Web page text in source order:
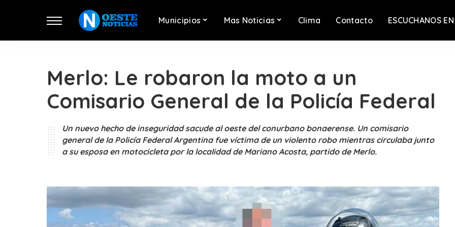
Municipios Mas Noticias Clima Contacto ESCUCHANOS
Merlo: Le robaron la moto a un
Comisario General de la Policía Federal
Un nuevo hecho de inseguridad sacude al oeste del conurbano bonaerense. Un comisario
general de la Policía Federal Argentina fue víctima de un violento robo mientras circulaba junto
a su esposa en motocicleta por la localidad de Mariano Acosta, partido de Merlo.